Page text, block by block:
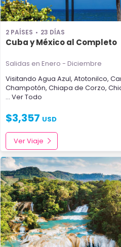
2 PAÍSES 23 DÍAS
Cuba y México al Completo
Salidas en Enero - Diciembre
Visitando Agua Azul, Atotonilco,
Champotón, Chiapa de Corzo,
... Ver Todo
$3,357 USD
Ver Viaje